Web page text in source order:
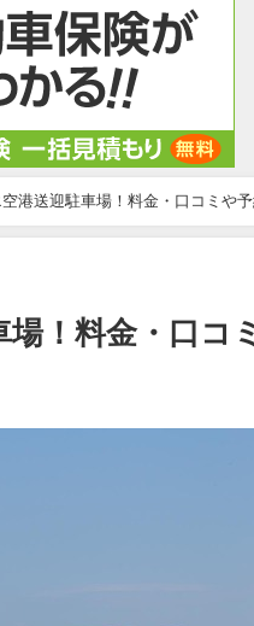
空港送迎駐車場！料金・口コミや
場！料金・口コ